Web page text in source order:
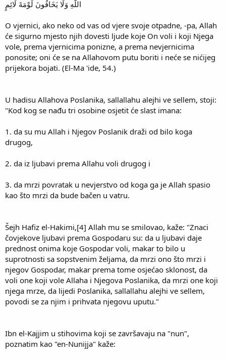
اللَّهِ وَلَا يَخَافُونَ لَوْمَةَ لَائِمٍ
O vjernici, ako neko od vas od vjere svoje otpadne, -pa, Allah
će sigurno mjesto njih dovesti ljude koje On voli i koji Njega
vole, prema vjernicima ponizne, a prema nevjernicima
ponosite; oni će se na Allahovom putu boriti i neće se nićijeg
prijekora bojati. (El-Ma 'ide, 54.)
U hadisu Allahova Poslanika, sallallahu alejhi ve sellem, stoji:
"Kod kog se nađu tri osobine osjetit će slast imana:
1. da su mu Allah i Njegov Poslanik draži od bilo koga
drugog,
2. da iz ljubavi prema Allahu voli drugog i
3. da mrzi povratak u nevjerstvo od koga ga je Allah spasio
kao što mrzi da bude bačen u vatru.
Šejh Hafiz el-Hakimi,[4] Allah mu se smilovao, kaže: "Znaci
čovjekove ljubavi prema Gospodaru su: da u ljubavi daje
prednost onima koje Gospodar voli, makar to bilo u
suprotnosti sa sopstvenim željama, da mrzi ono što mrzi i
njegov Gospodar, makar prema tome osjećao sklonost, da
voli one koji vole Allaha i Njegova Poslanika, da mrzi one koji
njega mrze, da lijedi Poslanika, sallallahu alejhi ve sellem,
povodi se za njim i prihvata njegovu uputu."
Ibn el-Kajjim u stihovima koji se završavaju na "nun",
poznatim kao "en-Nunijja" kaže: